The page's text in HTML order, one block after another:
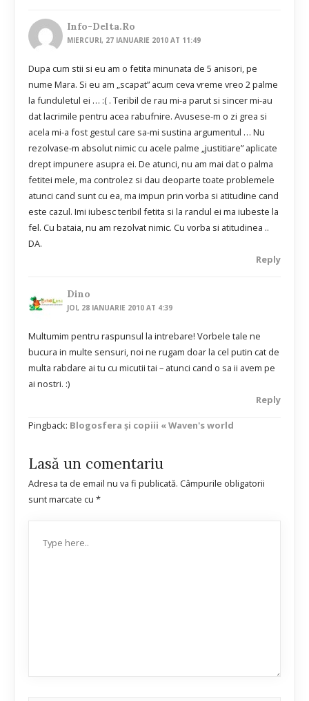
Info-Delta.ro
MIERCURI, 27 IANUARIE 2010 AT 11:49
Dupa cum stii si eu am o fetita minunata de 5 anisori, pe
nume Mara. Si eu am „scapat” acum ceva vreme vreo 2 palme
la funduletul ei … :( . Teribil de rau mi-a parut si sincer mi-au
dat lacrimile pentru acea rabufnire. Avusese-m o zi grea si
acela mi-a fost gestul care sa-mi sustina argumentul … Nu
rezolvase-m absolut nimic cu acele palme „justitiare” aplicate
drept impunere asupra ei. De atunci, nu am mai dat o palma
fetitei mele, ma controlez si dau deoparte toate problemele
atunci cand sunt cu ea, ma impun prin vorba si atitudine cand
este cazul. Imi iubesc teribil fetita si la randul ei ma iubeste la
fel. Cu bataia, nu am rezolvat nimic. Cu vorba si atitudinea ..
DA.
Reply
Dino
JOI, 28 IANUARIE 2010 AT 4:39
Multumim pentru raspunsul la intrebare! Vorbele tale ne
bucura in multe sensuri, noi ne rugam doar la cel putin cat de
multa rabdare ai tu cu micutii tai – atunci cand o sa ii avem pe
ai nostri. :)
Reply
Pingback: Blogosfera și copiii « Waven's world
Lasă un comentariu
Adresa ta de email nu va fi publicată. Câmpurile obligatorii
sunt marcate cu *